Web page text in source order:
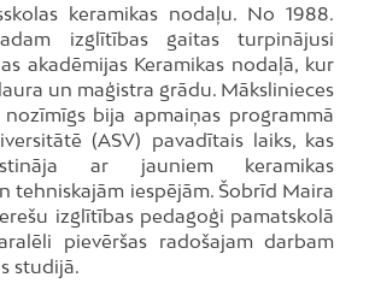
keramikas nodaļu. No 1988.
izglītības gaitas turpinājusi
akadēmijas Keramikas nodaļā, kur
un maģistra grādu. Mākslinieces
bija apmaiņas programmā
(ASV) pavadītais laiks, kas
ar jauniem keramikas
tehniskajām iespējām. Šobrīd Maira
izglītības pedagoģi pamatskolā
pievēršas radošajam darbam
studijā.